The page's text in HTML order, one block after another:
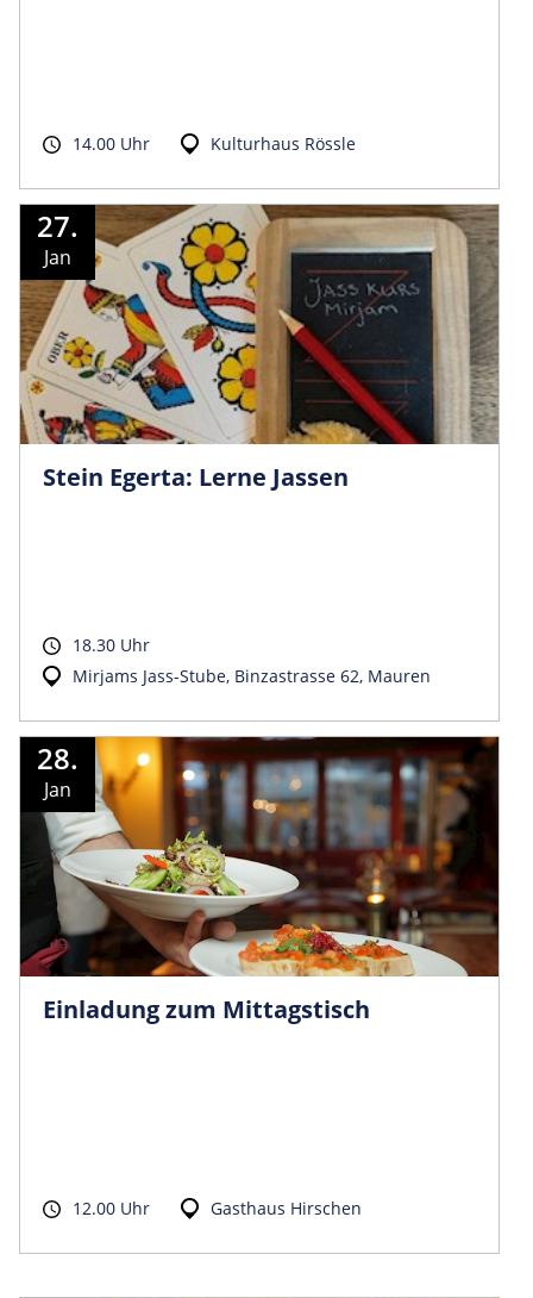
14.00 Uhr Kulturhaus Rössle
27.
Jan
Stein Egerta: Lerne Jassen
18.30 Uhr
Mirjams Jass-Stube, Binzastrasse 62, Mauren
28.
Jan
Einladung zum Mittagstisch
12.00 Uhr Gasthaus Hirschen